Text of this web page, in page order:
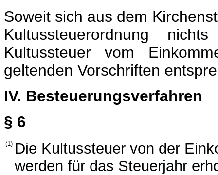
Soweit sich aus dem
Kultussteuerordnung
Kultussteuer vom
geltenden Vorschriften
IV. Besteuerungsverfahren
§ 6
(1) Die Kultussteuer von der
werden für das Steuerjahr